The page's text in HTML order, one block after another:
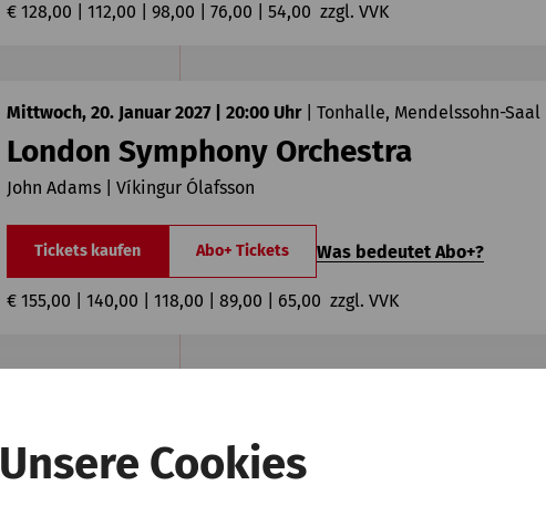
Unsere Cookies
€ 128,00 | 112,00 | 98,00 | 76,00 | 54,00  zzgl. VVK
Mittwoch, 20. Januar 2027 | 20:00 Uhr Tonhalle, Mendelssohn-Saal
London Symphony Orchestra
John Adams | Víkingur Ólafsson
Tickets kaufen Abo+ Tickets Was bedeutet Abo+?
€ 155,00 | 140,00 | 118,00 | 89,00 | 65,00  zzgl. VVK
Bergen Filharmoniske Orkester
Tabita Berglund | Alexander Malofeev